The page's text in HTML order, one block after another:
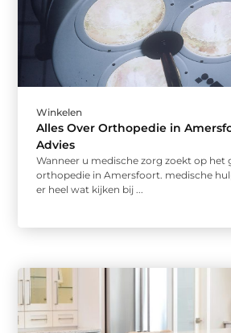
Winkelen
Alles Over Orthopedie in
Advies
Wanneer u medische zorg zoekt op het
orthopedie in Amersfoort. medische
er heel wat kijken bij ...